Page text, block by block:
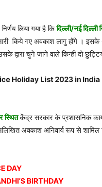
लिया गया है किदिल्ली/नई
किये गए अवकाश लागु होंगे । इसके
द्वारा चुने जाने वाले किन्हीं दो
Holiday List 2023 in
स्थितकेंद्र सरकार के प्रशासनिक
अवकाश अनिवार्य रूप से शामिल
DAY
BIRTHDAY